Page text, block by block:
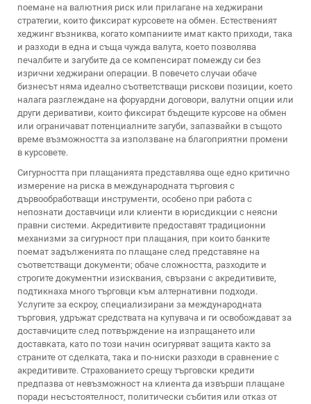
поемане на валютния риск или прилагане на хеджирани
стратегии, които фиксират курсовете на обмен. Естественият
хеджинг възниква, когато компаниите имат както приходи, така
и разходи в една и съща чужда валута, което позволява
печалбите и загубите да се компенсират помежду си без
изрични хеджирани операции. В повечето случаи обаче
бизнесът няма идеално съответстващи рискови позиции, което
налага разглеждане на форуардни договори, валутни опции или
други деривативи, които фиксират бъдещите курсове на обмен
или ограничават потенциалните загуби, запазвайки в същото
време възможността за използване на благоприятни промени
в курсовете.
Сигурността при плащанията представлява още едно критично
измерение на риска в международната търговия с
дървообработващи инструменти, особено при работа с
непознати доставчици или клиенти в юрисдикции с неясни
правни системи. Акредитивите предоставят традиционни
механизми за сигурност при плащания, при които банките
поемат задълженията по плащане след представяне на
съответстващи документи; обаче сложността, разходите и
строгите документни изисквания, свързани с акредитивите,
подтикнаха много търговци към алтернативни подходи.
Услугите за ескроу, специализирани за международната
търговия, удръжат средствата на купувача и ги освобождават за
доставчиците след потвърждение на изпращането или
доставката, като по този начин осигуряват защита както за
страните от сделката, така и по-ниски разходи в сравнение с
акредитивите. Страхованието срещу търговски кредити
предпазва от невъзможност на клиента да извърши плащане
поради несъстоятелност, политически събития или отказ от